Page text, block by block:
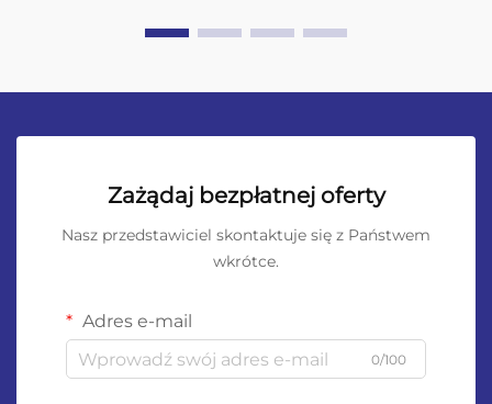
Zażądaj bezpłatnej oferty
Nasz przedstawiciel skontaktuje się z Państwem
wkrótce.
Adres e-mail
0/100